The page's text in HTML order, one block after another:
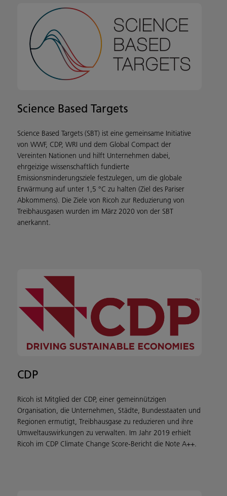
Science Based Targets
Science Based Targets (SBT) ist eine gemeinsame Initiative
von WWF, CDP, WRI und dem Global Compact der
Vereinten Nationen und hilft Unternehmen dabei,
ehrgeizige wissenschaftlich fundierte
Emissionsminderungsziele festzulegen, um die globale
Erwärmung auf unter 1,5 °C zu halten (Ziel des Pariser
Abkommens). Die Ziele von Ricoh zur Reduzierung von
Treibhausgasen wurden im März 2020 von der SBT
anerkannt.
CDP
Ricoh ist Mitglied der CDP, einer gemeinnützigen
Organisation, die Unternehmen, Städte, Bundesstaaten und
Regionen ermutigt, Treibhausgase zu reduzieren und ihre
Umweltauswirkungen zu verwalten. Im Jahr 2019 erhielt
Ricoh im CDP Climate Change Score-Bericht die Note A++.